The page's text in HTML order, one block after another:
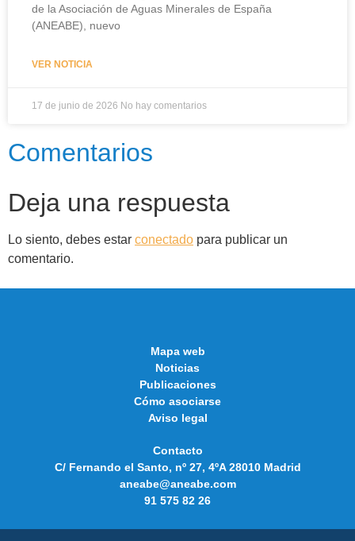
de la Asociación de Aguas Minerales de España
(ANEABE), nuevo
VER NOTICIA
17 de junio de 2026 No hay comentarios
Comentarios
Deja una respuesta
Lo siento, debes estar conectado para publicar un
comentario.
Mapa web
Noticias
Publicaciones
Cómo asociarse
Aviso legal
Contacto
C/ Fernando el Santo, nº 27, 4ºA 28010 Madrid
aneabe@aneabe.com
91 575 82 26